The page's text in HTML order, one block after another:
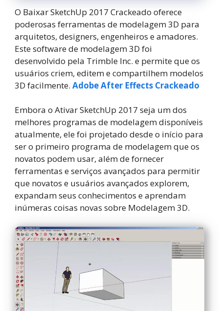
O Baixar SketchUp 2017 Crackeado oferece
poderosas ferramentas de modelagem 3D para
arquitetos, designers, engenheiros e amadores.
Este software de modelagem 3D foi
desenvolvido pela Trimble Inc. e permite que os
usuários criem, editem e compartilhem modelos
3D facilmente. Adobe After Effects Crackeado
Embora o Ativar SketchUp 2017 seja um dos
melhores programas de modelagem disponíveis
atualmente, ele foi projetado desde o início para
ser o primeiro programa de modelagem que os
novatos podem usar, além de fornecer
ferramentas e serviços avançados para permitir
que novatos e usuários avançados explorem,
expandam seus conhecimentos e aprendam
inúmeras coisas novas sobre Modelagem 3D.